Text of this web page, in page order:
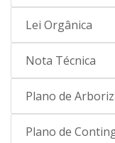
Lei Orgânica
Nota Técnica
Plano de
Plano de